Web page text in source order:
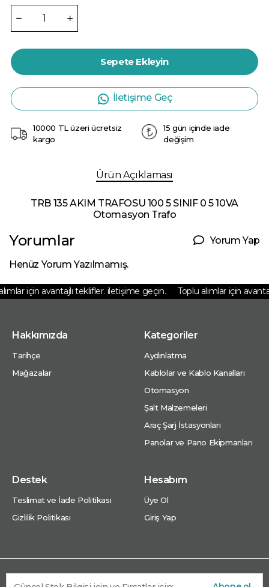
Sepete Ekleyin
İletişime Geç
10000 TL üzeri ücretsiz
kargo
15 gün içinde iade
değişim
Ürün Açıklaması
TRB 135 AKIM TRAFOSU 100 5 SINIF 0 5 10VA
Otomasyon Trafo
Yorumlar Yorum Yap
Henüz Yorum Yazılmamış.
için avantajlı teklifler. iletişime geçin. Toplu alımlar için
Hakkımızda
Tarihçe
Mağazalar
Kategoriler
Aydınlatma
Kablolar ve Kablo Kanalları
Otomasyon
Şalt Malzemeleri
Araç Şarj İstasyonları
Panolar ve Pano Ekipmanları
Destek
Teslimat ve İade Politikası
Gizlilik Politikası
Hesabım
Üye Ol
Giriş Yap